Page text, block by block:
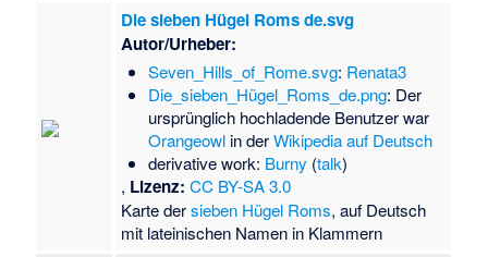
Die sieben Hügel Roms de.svg
Autor/Urheber:
Seven_Hills_of_Rome.svg: Renata3
Die_sieben_Hügel_Roms_de.png: Der
ursprünglich hochladende Benutzer war
Orangeowlin derWikipedia auf Deutsch
derivative work: Burny (talk)
, Lizenz: CC BY-SA 3.0
Karte dersieben Hügel Roms, auf Deutsch
mit lateinischen Namen in Klammern